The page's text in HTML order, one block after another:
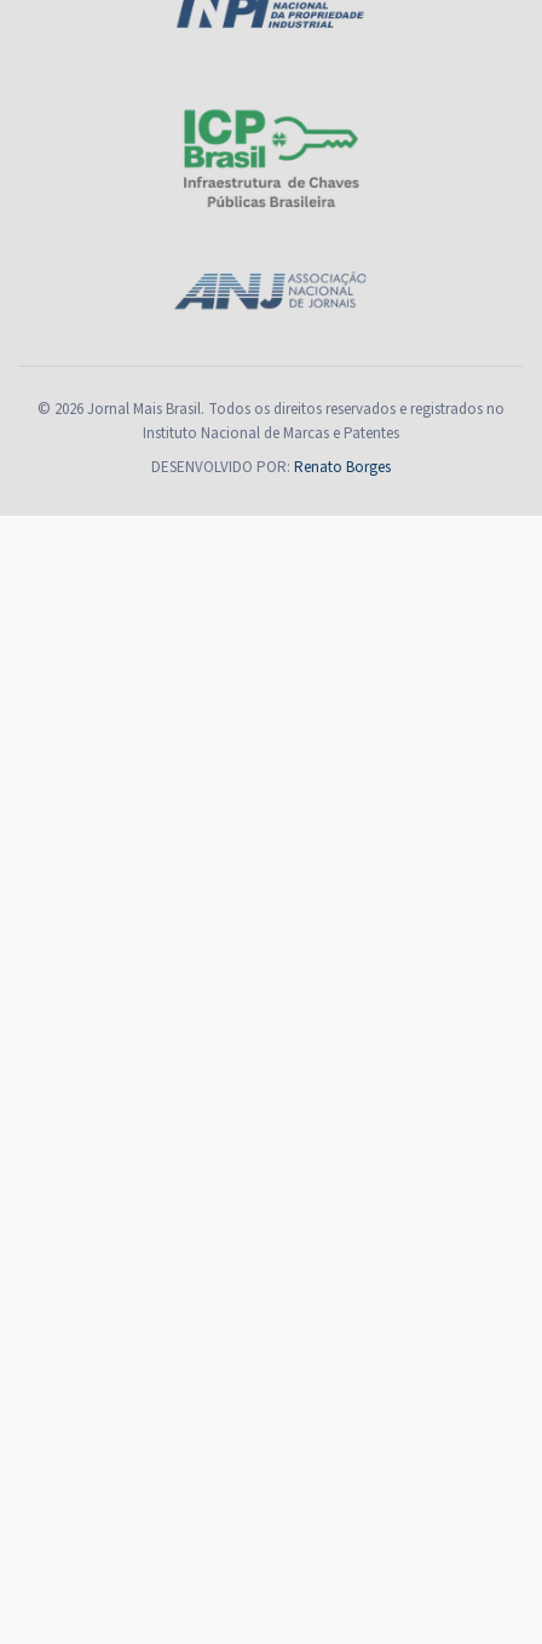
© 2026 Jornal Mais Brasil. Todos os direitos reservados e registrados no
Instituto Nacional de Marcas e Patentes
DESENVOLVIDO POR: Renato Borges